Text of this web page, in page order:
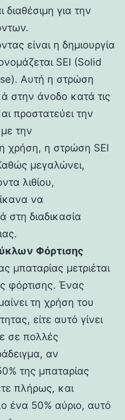
διαθέσιμη για την
είναι η δημιουργία
SEI (Solid
Αυτή η στρώση
στην άνοδο κατά τις
προστατεύει την
την
χρήση, η στρώση SEI
μεγαλώνει,
λιθίου,
να
στη διαδικασία
Φόρτισης
μπαταρίας μετριέται
φόρτισης. Ένας
τη χρήση του
είτε αυτό γίνει
σε πολλές
αν
της μπαταρίας
πλήρως, και
ένα 50% αύριο, αυτό